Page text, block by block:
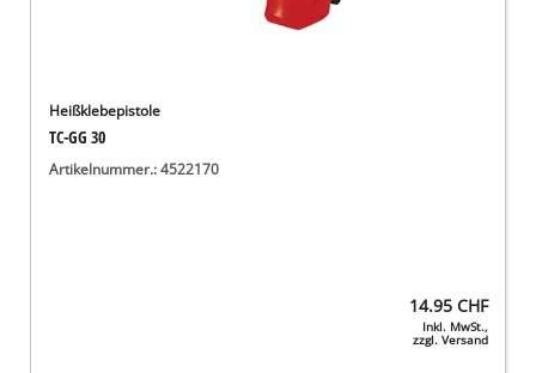
Heißklebepistole
TC-GG 30
Artikelnummer.: 4522170
14.95 CHF
Inkl. MwSt.,
zzgl. Versand